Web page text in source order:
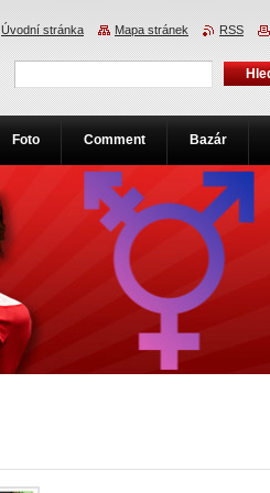
Foto Comment Bazár
Úvodní stránka Mapa stránek RSS